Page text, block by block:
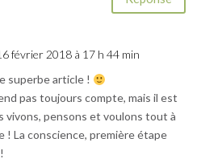
février 2018 à 17 h 44 min
superbe article !
pas toujours compte, mais il est
vivons, pensons et voulons tout à
! La conscience, première étape